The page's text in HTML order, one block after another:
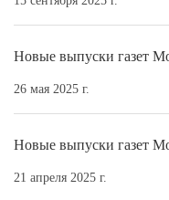
Новые выпуски газет
26 мая 2025 г.
Новые выпуски газет
21 апреля 2025 г.